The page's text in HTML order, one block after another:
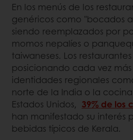
En los menús de los
genéricos como "bocados
siendo reemplazados por
momos nepalíes o
taiwaneses. Los
posicionando cada vez
identidades regionales
norte de la India o la
Estados Unidos, 39% de los
han manifestado su interés
bebidas típicos de Kerala.